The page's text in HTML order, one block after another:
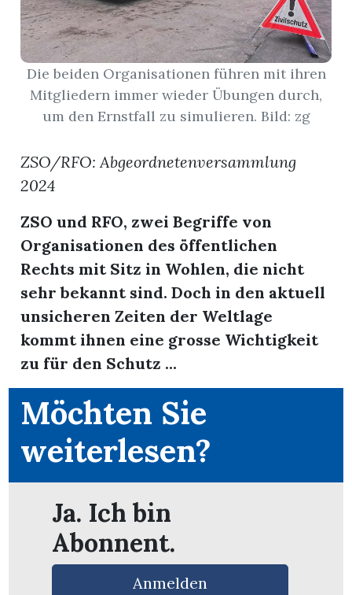
App
Die beiden Organisationen führen mit ihren
Mitgliedern immer wieder Übungen durch,
um den Ernstfall zu simulieren. Bild: zg
ZSO/RFO: Abgeordnetenversammlung
2024
ZSO und RFO, zwei Begriffe von
Organisationen des öffentlichen
Rechts mit Sitz in Wohlen, die nicht
sehr bekannt sind. Doch in den aktuell
unsicheren Zeiten der Weltlage
kommt ihnen eine grosse Wichtigkeit
zu für den Schutz ...
Möchten Sie
weiterlesen?
Ja. Ich bin
Abonnent.
Anmelden